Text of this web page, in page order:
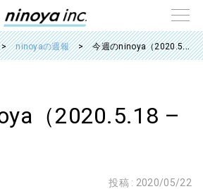
ninoyaの週報 今週のninoya（2020.5.18 – 5.22）
（2020.5.18 –
投稿 : 2020/05/22